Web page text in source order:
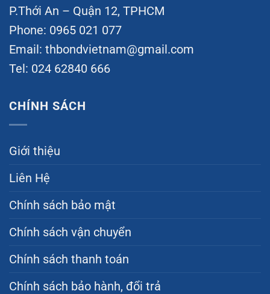
P.Thới An – Quận 12, TPHCM
Phone: 0965 021 077
Email: thbondvietnam@gmail.com
Tel: 024 62840 666
CHÍNH SÁCH
Giới thiệu
Liên Hệ
Chính sách bảo mật
Chính sách vận chuyển
Chính sách thanh toán
Chính sách bảo hành, đổi trả